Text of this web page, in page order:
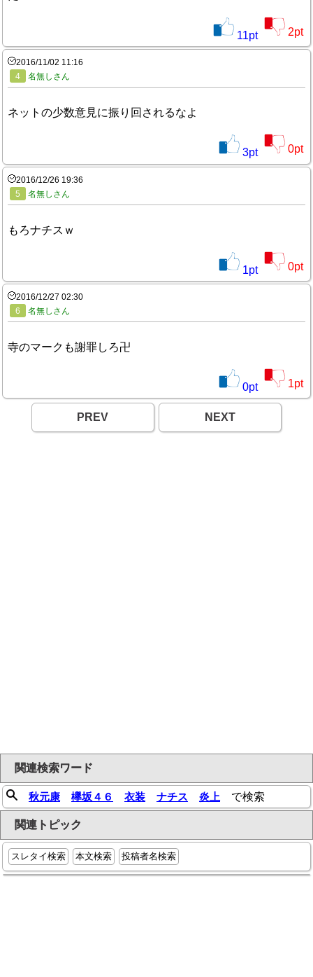
11pt 2pt
2016/11/02 11:16
4
名無しさん
ネットの少数意見に振り回されるなよ
3pt 0pt
2016/12/26 19:36
5
名無しさん
もろナチスｗ
1pt 0pt
2016/12/27 02:30
6
名無しさん
寺のマークも謝罪しろ卍
0pt 1pt
PREV NEXT
関連検索ワード
秋元康 欅坂４６ 衣装 ナチス 炎上 で検索
関連トピック
スレタイ検索 本文検索 投稿者名検索